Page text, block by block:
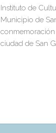
Instituto de
Municipio de
ciudad de San